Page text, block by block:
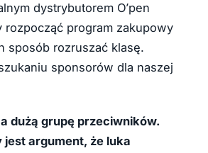
dystrybutorem O’pen
rozpocząć program zakupowy
sposób rozruszać klasę.
sponsorów dla naszej
dużą grupę przeciwników.
jest argument, że luka